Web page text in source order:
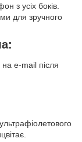
з усіх боків.
для зручного
e-mail після